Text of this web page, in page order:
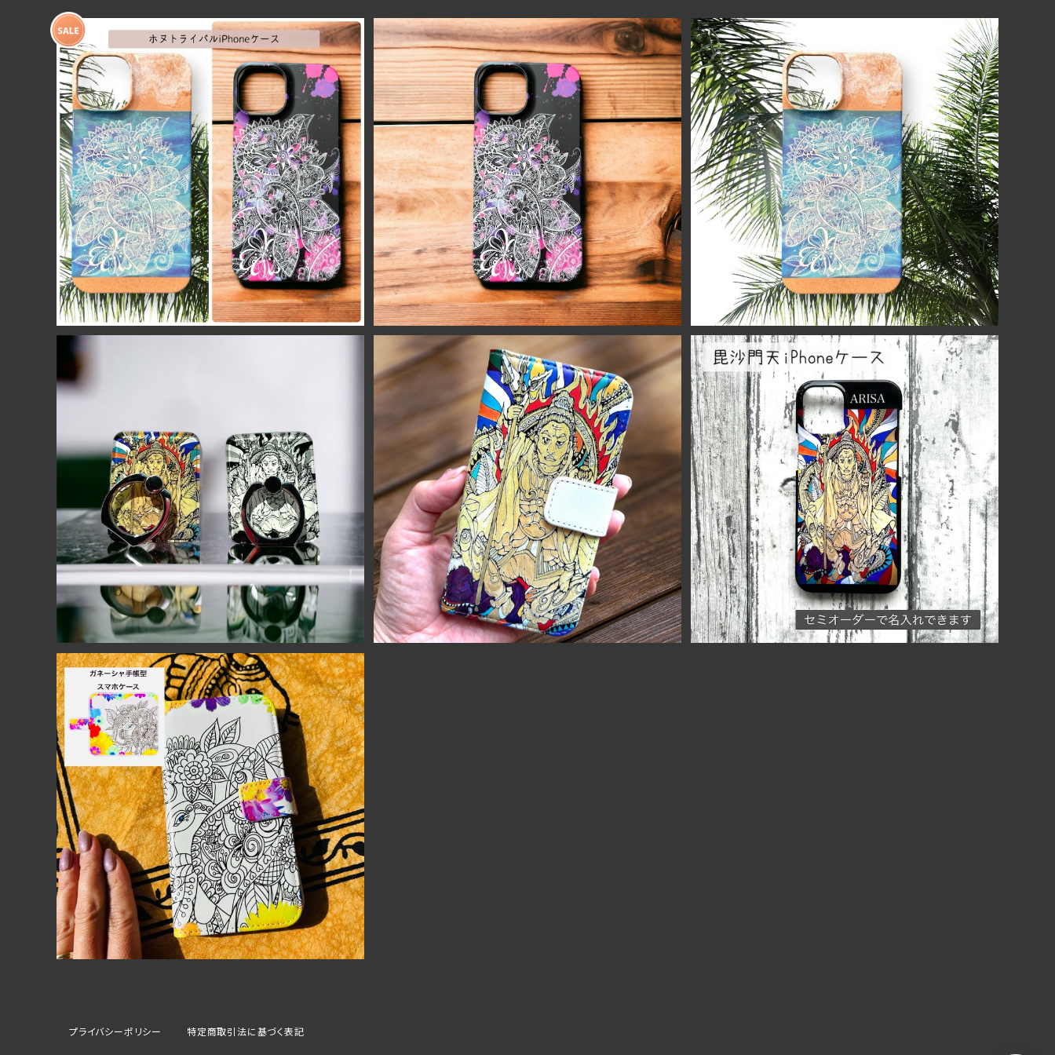
【送料無料】サンプルセール！iPhone14専用 ホヌデザ
インiPhoneケース・カバー（現品限り）
¥1,400
【送料無料】スプラトゥーングラフィックとトライバルの
ホヌのiPhoneケース ホワイトタトゥーペンキ絵の具i
Phone16シリーズ対応
¥2,500
【送料無料】海とトライバルのホヌのiPhoneケース ホ
ワイトタトゥーiPhone16シリーズ対応
¥2,500
【送料無料】ギフト箱付き毘沙門天キラキラスマホリン
グ 開運・幸運・縁起・七福神
¥500
【送料無料】毘沙門天のiPhone＆スマホケース 手帳型
iPhone16シリーズ対応
¥3,980
【※受注生産】七福神 毘沙門天iPhoneケース iPho
ne16シリーズ対応
¥2,500
【送料無料】幸運の白ガネーシャアジアンアートiPhone
＆スマホケース 手帳型iPhone16シリーズ
¥3,980
プライバシーポリシー 特定商取引法に基づく表記